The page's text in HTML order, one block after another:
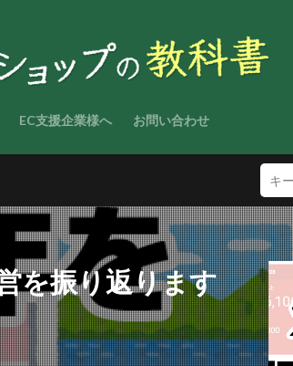
EC支援企業様へ お問い合わせ
を振り返ります